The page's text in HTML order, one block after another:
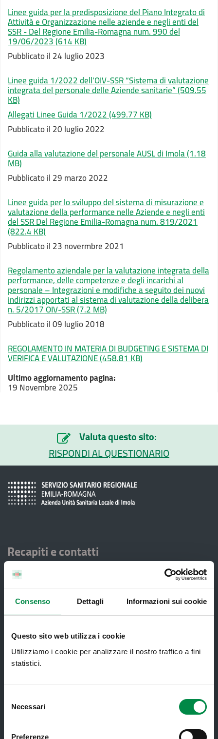
Consenso Dettagli Informazioni sui cookie
Questo sito web utilizza i cookie
Utilizziamo i cookie per analizzare il nostro traffico a fini
statistici.
delNecessari
Preferenze
Linee guida per la predisposizione del Piano Integrato di
Attività e Organizzazione nelle aziende e negli enti del
SSR - Del Regione Emilia-Romagna num. 990 del
19/06/2023(614 KB)
Pubblicato il 24 luglio 2023
Linee guida 1/2022 dell’OIV-SSR “Sistema di valutazione
integrata del personale delle Aziende sanitarie”(509.55
KB)
Allegati Linee Guida 1/2022(499.77 KB)
Pubblicato il 20 luglio 2022
Guida alla valutazione del personale AUSL di Imola(1.18
MB)
Pubblicato il 29 marzo 2022
Linee guida per lo sviluppo del sistema di misurazione e
valutazione della performance nelle Aziende e negli enti
del SSR Del Regione Emilia-Romagna num. 819/2021
(822.4 KB)
Pubblicato il 23 novermbre 2021
Regolamento aziendale per la valutazione integrata della
performance, delle competenze e degli incarichi al
personale – Integrazioni e modifiche a seguito dei nuovi
indirizzi apportati al sistema di valutazione della delibera
n. 5/2017 OIV-SSR(7.2 MB)
Pubblicato il 09 luglio 2018
REGOLAMENTO IN MATERIA DI BUDGETING E SISTEMA DI
VERIFICA E VALUTAZIONE(458.81 KB)
Ultimo aggiornamento pagina:
19 Novembre 2025
Valuta questo sito:
RISPONDI AL QUESTIONARIO
Recapiti e contatti
Azienda USL di Imola - Sede legale: Viale Amendola, 2
- 40026 Imola
T. +39 0542 604111 - F. +39 0542 604013 - CF
90000900374 - Partita IVA 00705271203
Servizi al cittadino
Ambulatori di Continuità Assistenziale
e CAU
Assistenza sanitaria transfrontaliera